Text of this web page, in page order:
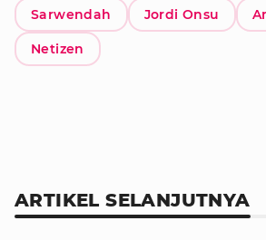
Sarwendah Jordi Onsu
Netizen
ARTIKEL SELANJUTNYA